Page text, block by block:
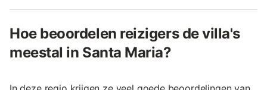
Hoe beoordelen reizigers de villa's
meestal in Santa Maria?